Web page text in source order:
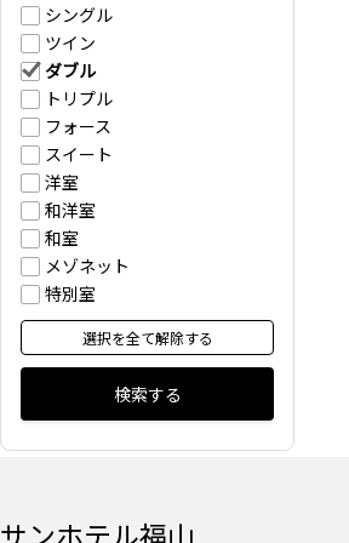
シングル
ツイン
ダブル
トリプル
フォース
スイート
洋室
和洋室
和室
メゾネット
特別室
選択を全て解除する
検索する
サンホテル福山